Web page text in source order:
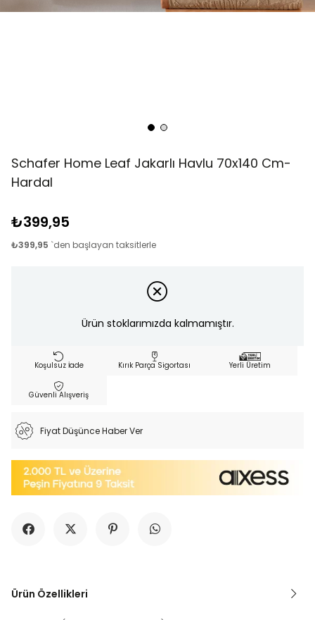
Schafer Home Leaf Jakarlı Havlu 70x140 Cm-
Hardal
₺399,95
₺399,95 `den başlayan taksitlerle
Ürün stoklarımızda kalmamıştır.
Koşulsuz İade Kırık Parça Sigortası Yerli Üretim
Güvenli Alışveriş
Fiyat Düşünce Haber Ver
Ürün Özellikleri